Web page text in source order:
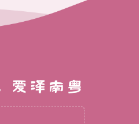
爱泽南粤